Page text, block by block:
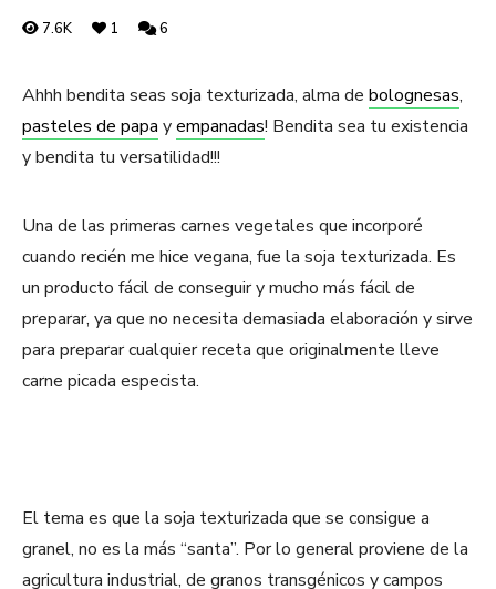
7.6K 1 6
Ahhh bendita seas soja texturizada, alma de bolognesas,
pasteles de papa yempanadas! Bendita sea tu existencia
y bendita tu versatilidad!!!
Una de las primeras carnes vegetales que incorporé
cuando recién me hice vegana, fue la soja texturizada. Es
un producto fácil de conseguir y mucho más fácil de
preparar, ya que no necesita demasiada elaboración y sirve
para preparar cualquier receta que originalmente lleve
carne picada especista.
El tema es que la soja texturizada que se consigue a
granel, no es la más “santa”. Por lo general proviene de la
agricultura industrial, de granos transgénicos y campos